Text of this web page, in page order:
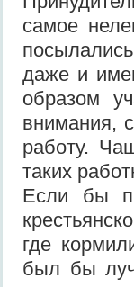
самое
даже и
образом
внимания,
работу.
таких
Если бы
где
был бы